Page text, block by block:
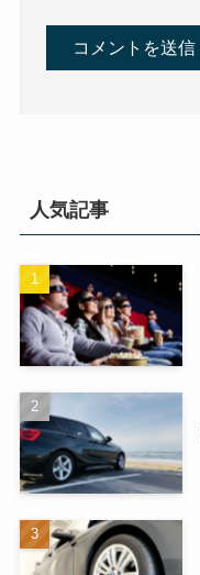
人気記事